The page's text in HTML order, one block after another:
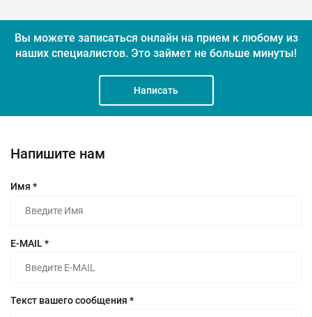
Вы можете записаться онлайн на прием к любому из
наших специалистов. Это займет не больше минуты!
Написать
Напишите нам
Имя *
E-MAIL *
Текст вашего сообщения *